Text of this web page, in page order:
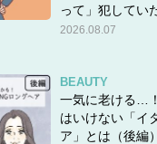
って」犯してい
2026.08.07
BEAUTY
一気に老ける…
はいけない「イ
ア」とは（後編）